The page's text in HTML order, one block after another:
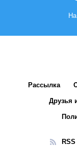
Рассылка
Друзья
RSS